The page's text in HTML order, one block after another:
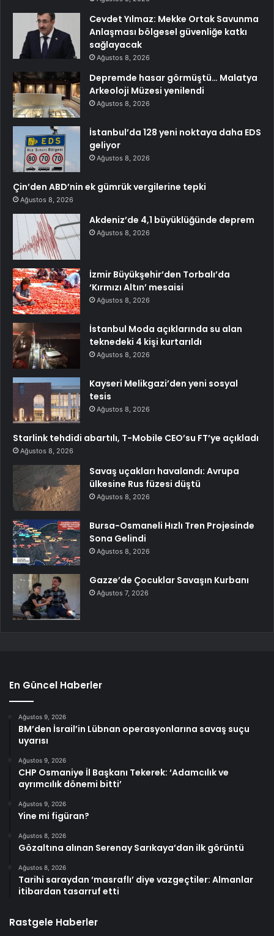
Cevdet Yılmaz: Mekke Ortak Savunma
Anlaşması bölgesel güvenliğe katkı
sağlayacak
Ağustos 8, 2026
Depremde hasar görmüştü… Malatya
Arkeoloji Müzesi yenilendi
Ağustos 8, 2026
İstanbul’da 128 yeni noktaya daha EDS
geliyor
Ağustos 8, 2026
Çin’den ABD’nin ek gümrük vergilerine tepki
Ağustos 8, 2026
Akdeniz’de 4,1 büyüklüğünde deprem
Ağustos 8, 2026
İzmir Büyükşehir’den Torbalı’da
‘Kırmızı Altın’ mesaisi
Ağustos 8, 2026
İstanbul Moda açıklarında su alan
teknedeki 4 kişi kurtarıldı
Ağustos 8, 2026
Kayseri Melikgazi’den yeni sosyal
tesis
Ağustos 8, 2026
Starlink tehdidi abartılı, T-Mobile CEO’su FT’ye açıkladı
Ağustos 8, 2026
Savaş uçakları havalandı: Avrupa
ülkesine Rus füzesi düştü
Ağustos 8, 2026
Bursa-Osmaneli Hızlı Tren Projesinde
Sona Gelindi
Ağustos 8, 2026
Gazze’de Çocuklar Savaşın Kurbanı
Ağustos 7, 2026
En Güncel Haberler
Ağustos 9, 2026
BM’den İsrail’in Lübnan operasyonlarına savaş suçu
uyarısı
Ağustos 9, 2026
CHP Osmaniye İl Başkanı Tekerek: ‘Adamcılık ve
ayrımcılık dönemi bitti’
Ağustos 9, 2026
Yine mi figüran?
Ağustos 8, 2026
Gözaltına alınan Serenay Sarıkaya’dan ilk görüntü
Ağustos 8, 2026
Tarihi saraydan ‘masraflı’ diye vazgeçtiler: Almanlar
itibardan tasarruf etti
Rastgele Haberler